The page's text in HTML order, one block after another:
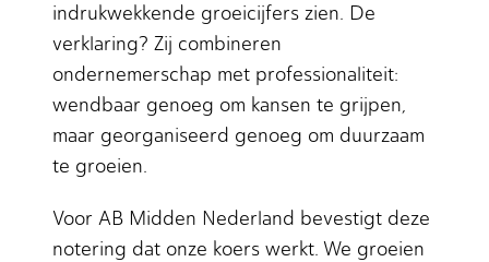
indrukwekkende groeicijfers zien. De
verklaring? Zij combineren
ondernemerschap met professionaliteit:
wendbaar genoeg om kansen te grijpen,
maar georganiseerd genoeg om duurzaam
te groeien.
Voor AB Midden Nederland bevestigt deze
notering dat onze koers werkt. We groeien